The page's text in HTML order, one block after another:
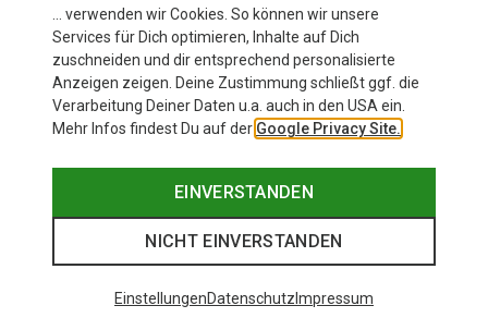
Dynafit
89,95 €
… verwenden wir Cookies. So können wir unsere
Services für Dich optimieren, Inhalte auf Dich
zuschneiden und dir entsprechend personalisierte
Anzeigen zeigen. Deine Zustimmung schließt ggf. die
Verarbeitung Deiner Daten u.a. auch in den USA ein.
Mehr Infos findest Du auf der Google Privacy Site.
EINVERSTANDEN
NICHT EINVERSTANDEN
EinstellungenDatenschutz Impressum